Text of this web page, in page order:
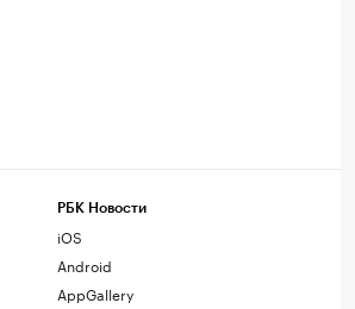
РБК Новости
iOS
Android
AppGallery